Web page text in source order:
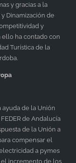
y gracias a la
Dinamización de
y
ello ha contado con
Turística de la
ayuda de la Unión
de Andalucía
de la Unión a
compensar el
a pymes
incremento de los